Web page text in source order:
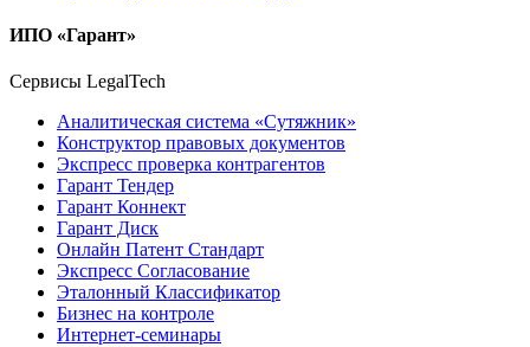
ИПО «Гарант»
Сервисы LegalTech
Аналитическая система «Сутяжник»
Конструктор правовых документов
Экспресс проверка контрагентов
Гарант Тендер
Гарант Коннект
Гарант Диск
Онлайн Патент Стандарт
Экспресс Согласование
Эталонный Классификатор
Бизнес на контроле
Интернет-семинары